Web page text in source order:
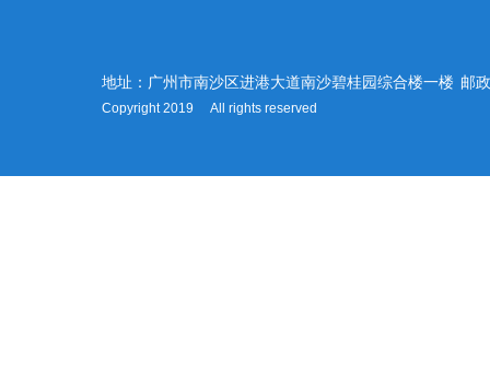
地址：广州市南沙区进港大道南沙碧桂园综合楼一楼 邮
Copyright 2019 All rights reserved